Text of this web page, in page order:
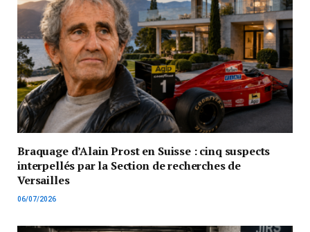
Braquage d’Alain Prost en Suisse : cinq suspects
interpellés par la Section de recherches de
Versailles
06/07/2026